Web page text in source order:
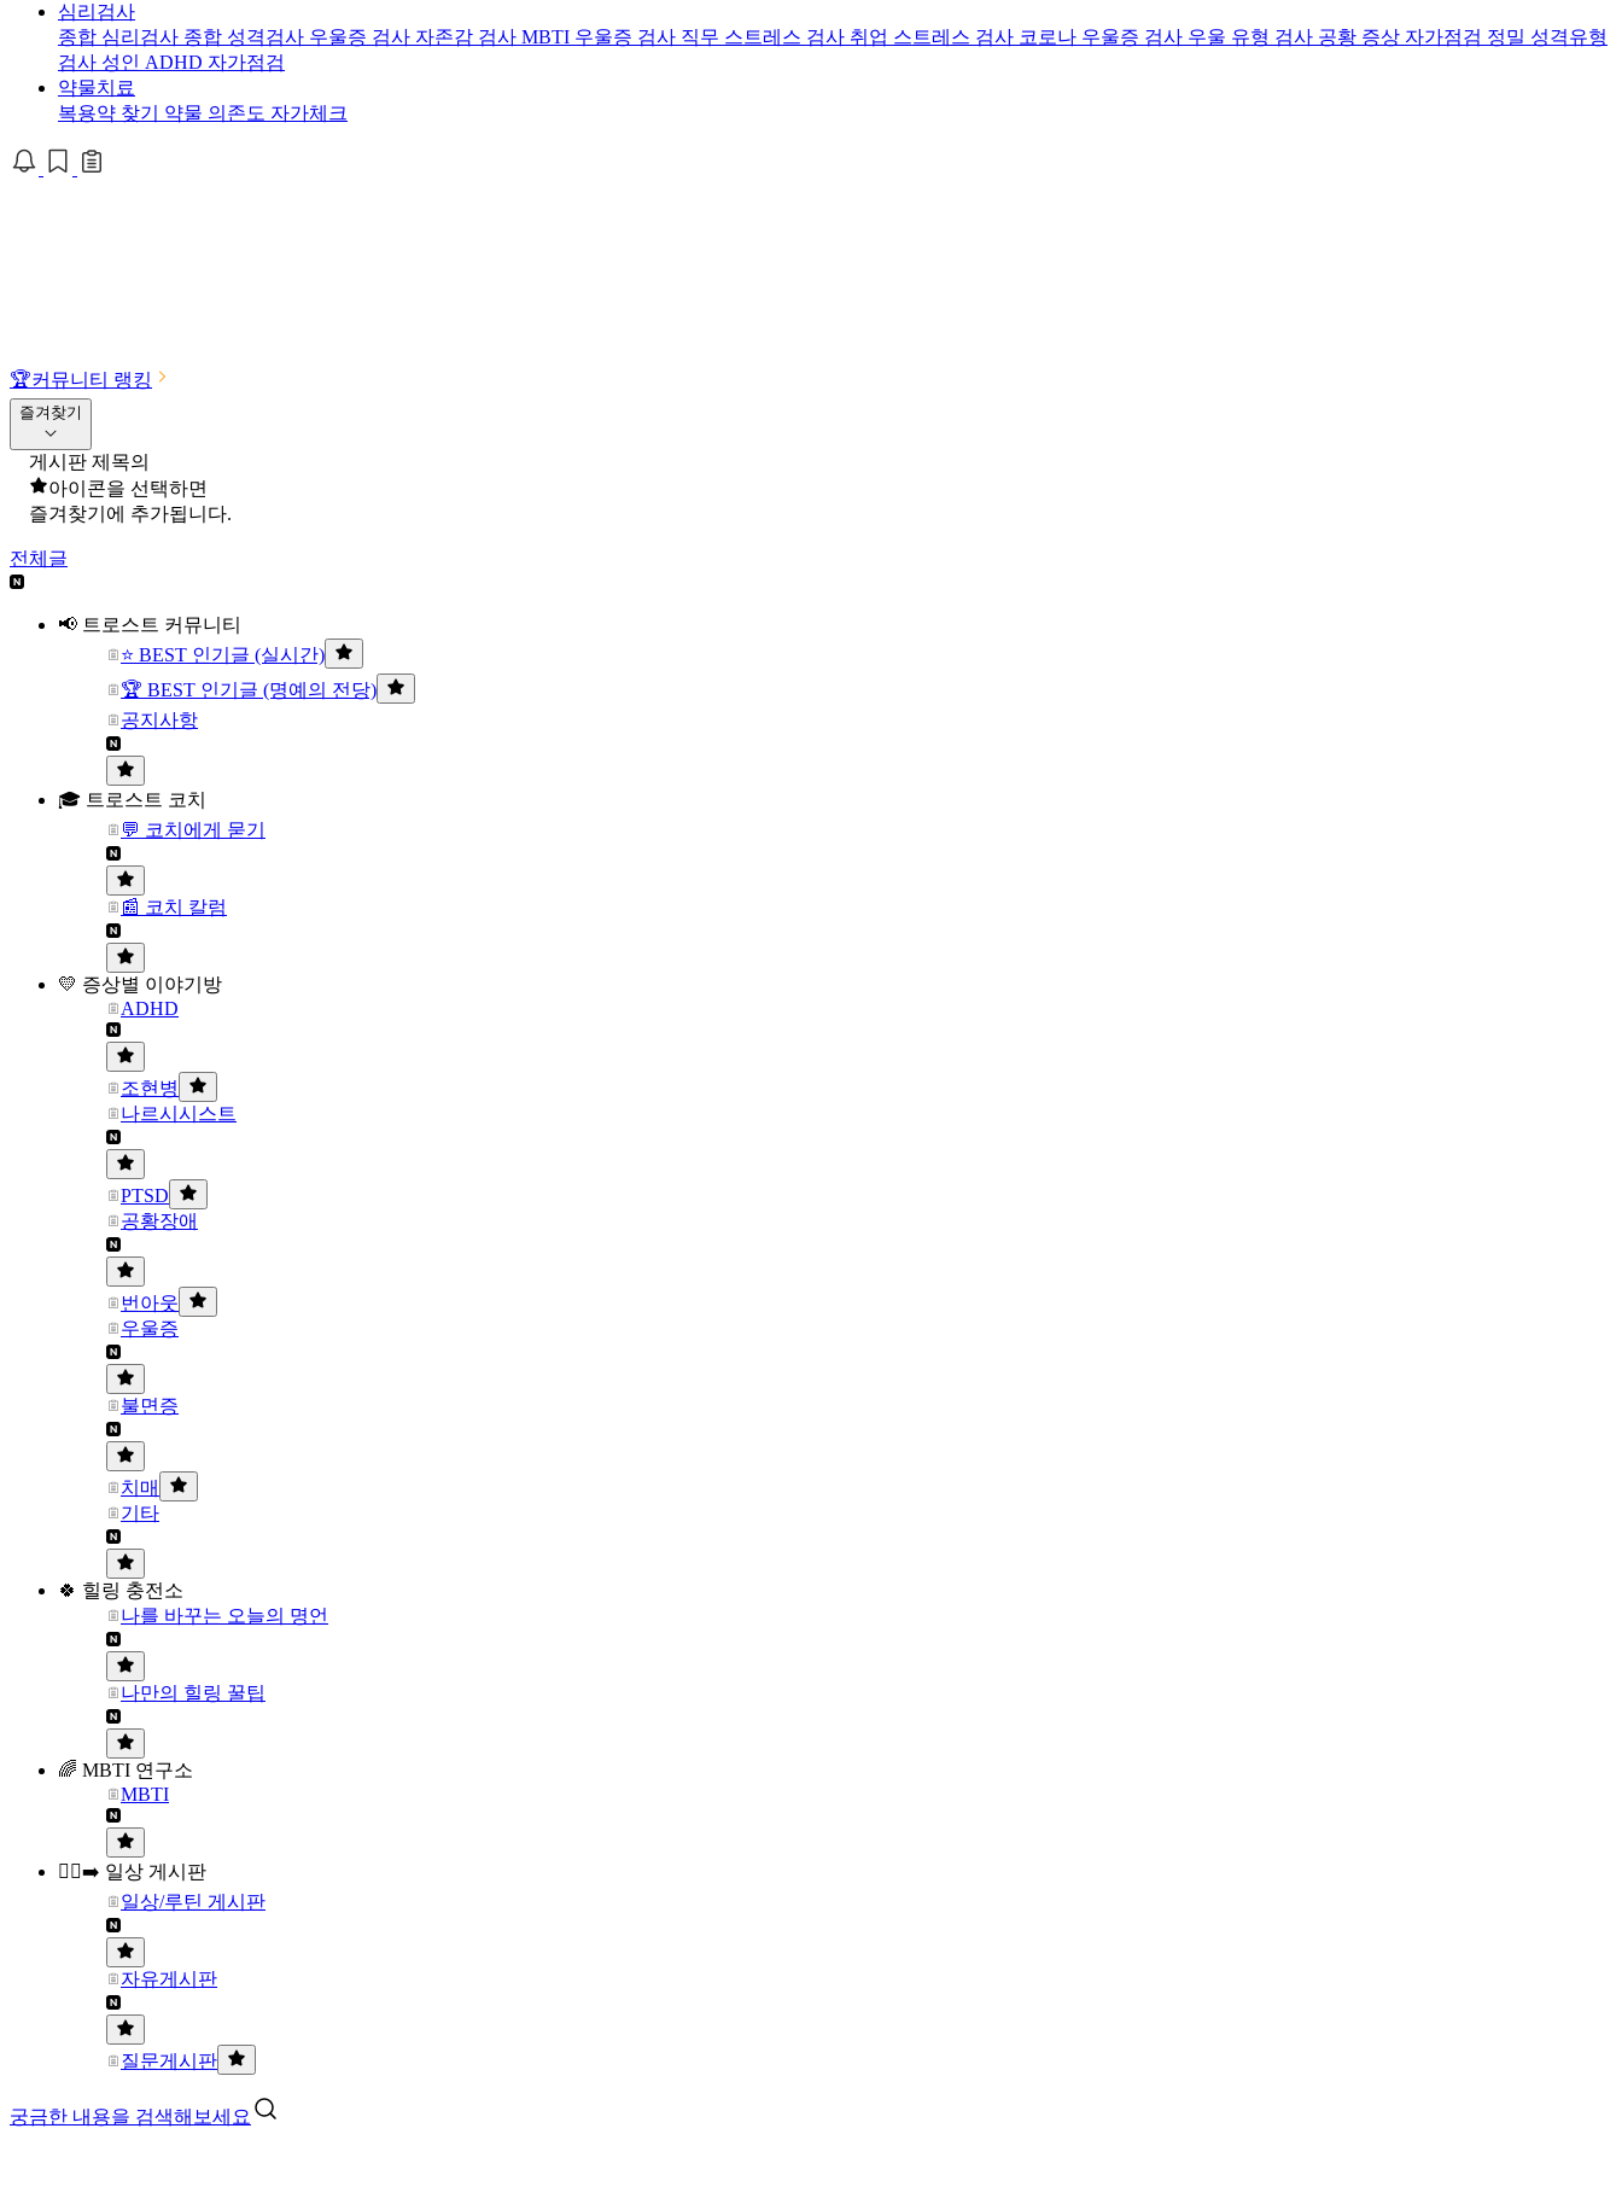
심리검사
종합 심리검사 종합 성격검사 우울증 검사 자존감 검사 MBTI 우울증 검사 직무 스트레스 검사 취업 스트레스 검사 코로나 우울증 검사 우울 유형 검사 공황 증상 자가점검 정밀 성격유형
검사 성인 ADHD 자가점검
약물치료
복용약 찾기 약물 의존도 자가체크
🏆커뮤니티 랭킹
즐겨찾기
게시판 제목의
아이콘을 선택하면
즐겨찾기에 추가됩니다.
전체글
📢 트로스트 커뮤니티
⭐ BEST 인기글 (실시간)
🏆 BEST 인기글 (명예의 전당)
공지사항
🎓 트로스트 코치
💬 코치에게 묻기
📰 코치 칼럼
💛 증상별 이야기방
ADHD
조현병
나르시시스트
PTSD
공황장애
번아웃
우울증
불면증
치매
기타
🍀 힐링 충전소
나를 바꾸는 오늘의 명언
나만의 힐링 꿀팁
🌈 MBTI 연구소
MBTI
🏃‍♀️‍➡️ 일상 게시판
일상/루틴 게시판
자유게시판
질문게시판
궁금한 내용을 검색해보세요